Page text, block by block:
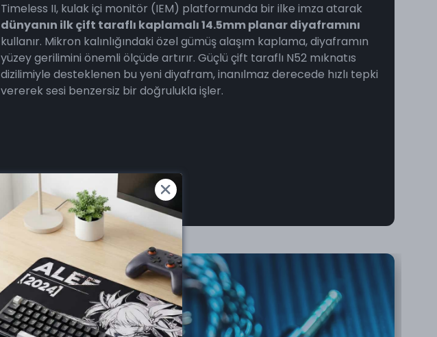
Timeless II, kulak içi monitör (IEM) platformunda bir ilke imza atarak
dünyanın ilk çift taraflı kaplamalı 14.5mm planar diyaframını
kullanır. Mikron kalınlığındaki özel gümüş alaşım kaplama, diyaframın
yüzey gerilimini önemli ölçüde artırır. Güçlü çift taraflı N52 mıknatıs
dizilimiyle desteklenen bu yeni diyafram, inanılmaz derecede hızlı tepki
vererek sesi benzersiz bir doğrulukla işler.